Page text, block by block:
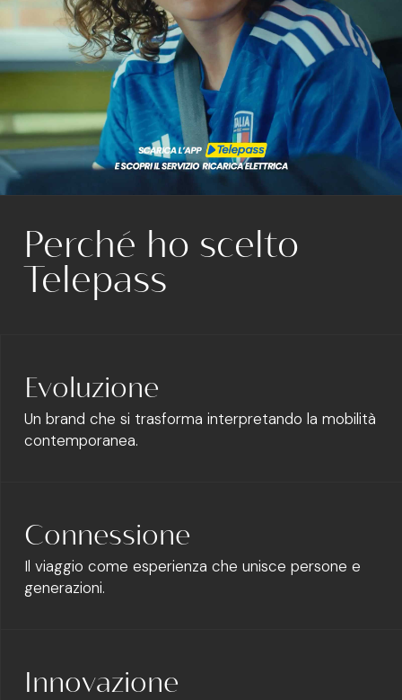
Perché ho scelto
Telepass
Evoluzione
Un brand che si trasforma interpretando la mobilità
contemporanea.
Connessione
Il viaggio come esperienza che unisce persone e
generazioni.
Innovazione